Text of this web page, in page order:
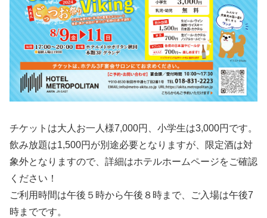
チケットは大人お一人様7,000円、小学生は3,000円です。
飲み放題は1,500円が別途必要となりますが、限定酒は対
象外となりますので、詳細はホテルホームページをご確認
ください！
ご利用時間は午後５時から午後８時まで、ご入場は午後7
時までです。